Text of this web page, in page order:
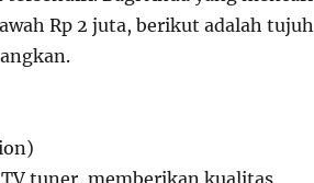
Rp 2 juta, berikut adalah tujuh